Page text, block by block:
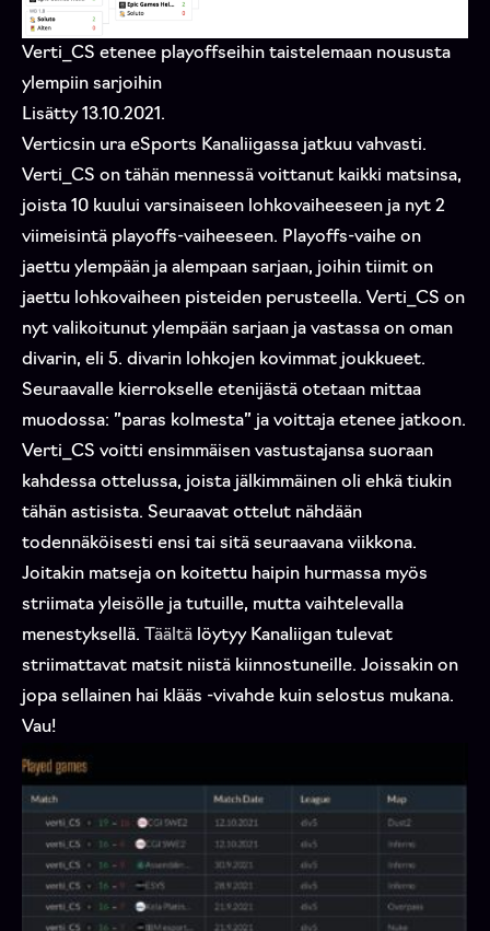
Verti_CS etenee playoffseihin taistelemaan noususta
ylempiin sarjoihin
Lisätty 13.10.2021.
Verticsin ura eSports Kanaliigassa jatkuu vahvasti.
Verti_CS on tähän mennessä voittanut kaikki matsinsa,
joista 10 kuului varsinaiseen lohkovaiheeseen ja nyt 2
viimeisintä playoffs-vaiheeseen. Playoffs-vaihe on
jaettu ylempään ja alempaan sarjaan, joihin tiimit on
jaettu lohkovaiheen pisteiden perusteella. Verti_CS on
nyt valikoitunut ylempään sarjaan ja vastassa on oman
divarin, eli 5. divarin lohkojen kovimmat joukkueet.
Seuraavalle kierrokselle etenijästä otetaan mittaa
muodossa: ”paras kolmesta” ja voittaja etenee jatkoon.
Verti_CS voitti ensimmäisen vastustajansa suoraan
kahdessa ottelussa, joista jälkimmäinen oli ehkä tiukin
tähän astisista. Seuraavat ottelut nähdään
todennäköisesti ensi tai sitä seuraavana viikkona.
Joitakin matseja on koitettu haipin hurmassa myös
striimata yleisölle ja tutuille, mutta vaihtelevalla
menestyksellä.
Täältä löytyy Kanaliigan tulevat
striimattavat matsit niistä kiinnostuneille. Joissakin on
jopa sellainen hai klääs -vivahde kuin selostus mukana.
Vau!